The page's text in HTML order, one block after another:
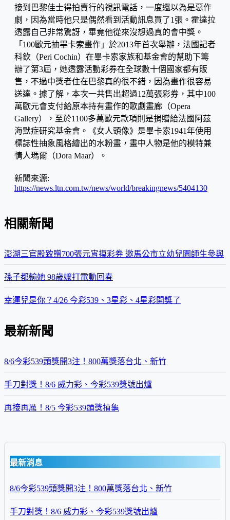
接到巴黎佳士得拍賣行的視訊電話，一度還以為是惡作
劇，因為當時他只是偶然看到活動訊息買了1張。霍達拉
透露自己非常驚訝，畢竟他從來沒想過真的會中獎。
「100歐元抽畢卡索畫作」於2013年首次舉辦，法國記者
科欽（Peri Cochin）在畢卡索家族和基金會的幫助下籌
辦了第3屆，她透露活動彩券在全球數十個國家都有販
售，不過中獎者住在巴黎真的很不錯，因為畫作很容易
送達。據了解，本次一共售出超過12萬張彩券，其中100
萬歐元會支付給原本持有畫作的歌劇畫廊（Opera
Gallery），至於1100多萬歐元款項則是捐贈給法國阿茲
海默症研究基金會。《女人頭像》是畢卡索1941年使用
標誌性抽象風格繪出的水粉畫，畫中人物是他的模特兼
情人瑪爾（Dora Maar）。
新聞來源:
https://news.ltn.com.tw/news/world/breakingnews/5404130
相關新聞
澎湖三官殿致贈700張元宵摸彩券 邀馬公市立幼兒園師生參與
孫子都輸她 98歲嬤打電動回春
幸運兒是你？4/26 今彩539、3星彩、4星彩開獎了
最新新聞
8/6今彩539頭獎開3注！800萬獎落台北、新竹
手刀對獎！8/6 威力彩、今彩539獎號出爐
再接再厲！8/5 今彩539頭獎摃龜
最新消息
8/6今彩539頭獎開3注！800萬獎落台北、新竹
手刀對獎！8/6 威力彩、今彩539獎號出爐